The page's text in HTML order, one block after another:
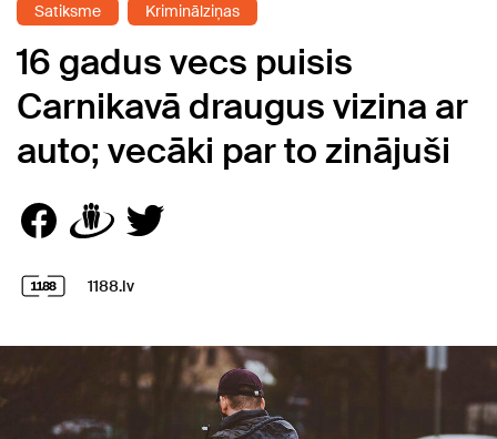
Satiksme Kriminālziņas
16 gadus vecs puisis
Carnikavā draugus vizina ar
auto; vecāki par to zinājuši
1188.lv